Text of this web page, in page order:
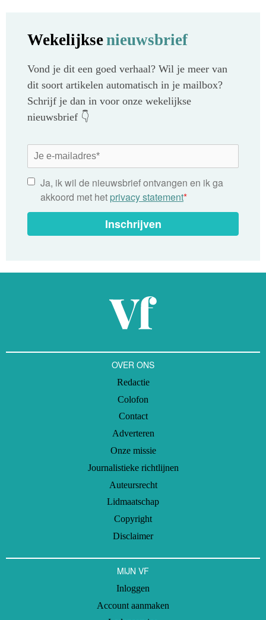
Wekelijksenieuwsbrief
Vond je dit een goed verhaal? Wil je meer van
dit soort artikelen automatisch in je mailbox?
Schrijf je dan in voor onze wekelijkse
nieuwsbrief 👇
Ja, ik wil de nieuwsbrief ontvangen en ik ga
akkoord met het privacy statement*
Inschrijven
OVER ONS
Redactie
Colofon
Contact
Adverteren
Onze missie
Journalistieke richtlijnen
Auteursrecht
Lidmaatschap
Copyright
Disclaimer
MIJN VF
Inloggen
Account aanmaken